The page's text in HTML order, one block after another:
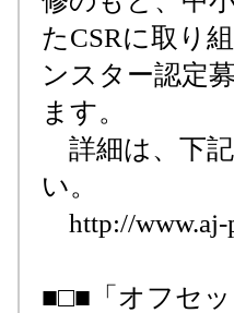
たCSRに取り
ンスター認定
ます。
詳細は、下
い。
http://www.aj-
■□■「オフセ